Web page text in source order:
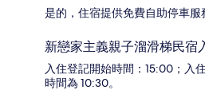
是的，住宿提供免費自助停車服
新戀家主義親子溜滑梯民宿
入住登記開始時間：15:00；入
時間為 10:30。